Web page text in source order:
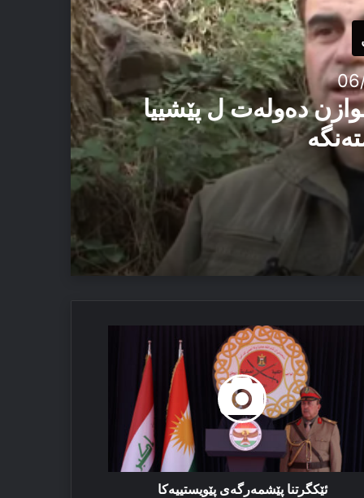
دەولەت ل پێشییا
ئاستەنگە
ئەڤ تاوان دوبارە نەبن
ئێكگرتنا پێشمه‌رگه‌ى پێويستييه‌كا